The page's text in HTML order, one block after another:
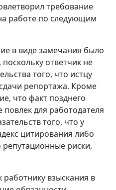
требование
работе по следующим
в виде замечания было
ответчик не
того, что истцу
репортажа. Кроме
что факт позднего
повлек для работодателя
того, что у
цитирования либо
репутационные риски,
взыскания в